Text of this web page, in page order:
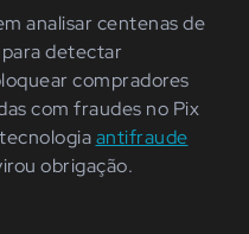
analisar centenas de
detectar
compradores
com fraudes no Pix
antifraude
obrigação.